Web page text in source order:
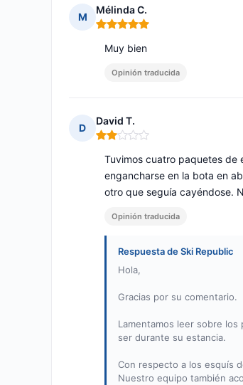
M
Mélinda C.
Nota: 5 de 5
Muy bien
Opinión traducida
D
David T.
Nota: 2 de 5
Tuvimos cuatro paquetes de
engancharse en la bota en
otro que seguía cayéndose.
Opinión traducida
Respuesta de Ski Republic
Hola,
Gracias por su comentario.
Lamentamos leer sobre
ser durante su estancia.
Con respecto a los esquís
Nuestro equipo también